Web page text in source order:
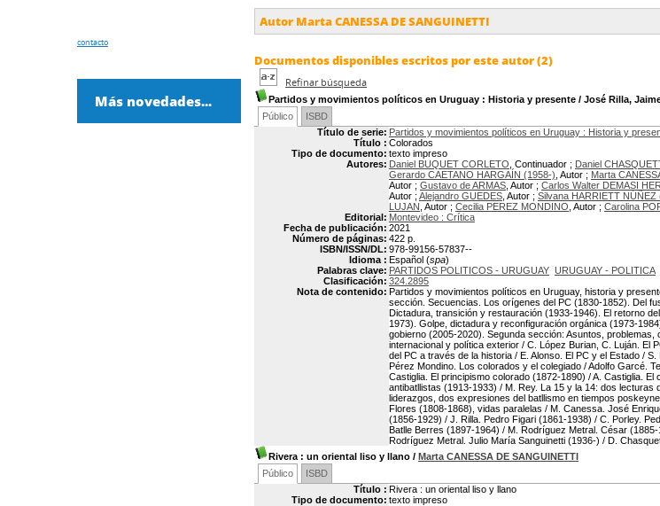
Autor Marta CANESSA DE SANGUINETTI
Documentos disponibles escritos por este autor (2)
Refinar búsqueda
Partidos y movimientos políticos en Uruguay : Historia y presente / José Rilla,
Público
ISBD
Título de serie: Partidos y movimientos políticos en Uruguay : Historia y
Título : Colorados
Tipo de documento: texto impreso
Autores: Daniel BUQUET CORLETO , Continuador ; Daniel
Gerardo CAETANO HARGAÍN (1958-) , Autor ; Marta
Autor ; Gustavo de ARMAS , Autor ; Carlos Walter DEMASI
Autor ; Alejandro GUEDES , Autor ; Silvana HARRIETT NÚÑEZ
LUJAN , Autor ; Cecilia PEREZ MONDINO , Autor ; Carolina
Editorial: Montevideo : Crítica
Fecha de publicación: 2021
Número de páginas: 422 p.
ISBN/ISSN/DL: 978-99156-57837--
Idioma : Español (spa)
Palabras clave: PARTIDOS POLITICOS - URUGUAY URUGUAY - POLITICA
Clasificación: 324.2895
Nota de contenido: Partidos y movimientos políticos en Uruguay, historia y
sección. Secuencias. Los orígenes del PC (1830-1852). Del
Dictadura, transición y restauración (1933-1946). El retorno
1973). Golpe, dictadura y reconfiguración orgánica (1973-
gobierno (2005-2020). Segunda sección: Asuntos,
internacional y política exterior / C. López Burian, C. Luján. El
del PC a través de la historia / E. Alonso. El PC y el Estado /
Pérez Mondino. Los colorados y el colegiado / Adolfo Garcé.
Castiglia. El principismo colorado (1872-1890) / A. Castiglia.
antibatllistas (1913-1933) / M. Rey. La 15 y la 14: dos lecturas
liderazgos, dos expresiones del batllismo en tiempos
Flores (1808-1868), vidas paralelas / M. Canessa. José
(1856-1929) / J. Rilla. Pedro Figari (1861-1938) / C. Porley.
Batlle Berres (1897-1964) / M. Rodríguez Metral. César
Rodríguez Metral. Julio María Sanguinetti (1936-) / D.
Rivera : un oriental liso y llano / Marta CANESSA DE SANGUINETTI
Público
ISBD
Título : Rivera : un oriental liso y llano
Tipo de documento: texto impreso
contacto
Más novedades...